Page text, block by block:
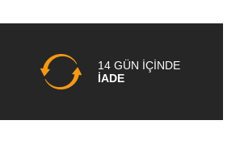
14 GÜN İÇİNDE
İADE